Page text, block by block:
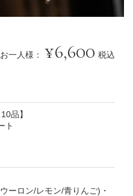
お一人様： 6,600 税込
品】
ト
ーロン/レモン/青りんご)・